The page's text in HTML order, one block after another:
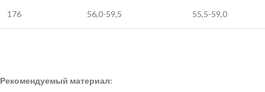
176 56,0-59,5 55,5-59,0
Рекомендуемый материал: